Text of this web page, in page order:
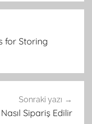
for Storing
Sonraki yazı
Sipariş Edilir